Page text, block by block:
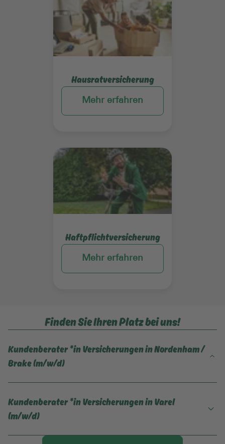
Hausratversicherung
Mehr erfahren
Haftpflichtversicherung
Mehr erfahren
Mehr erfahren
Finden Sie Ihren Platz bei uns!
Kundenberater *in Versicherungen in Nordenham /
Brake (m/w/d)
Kundenberater *in Versicherungen in Varel
(m/w/d)